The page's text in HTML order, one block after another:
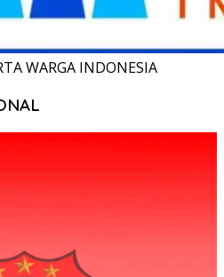
WARGA INDONESIA